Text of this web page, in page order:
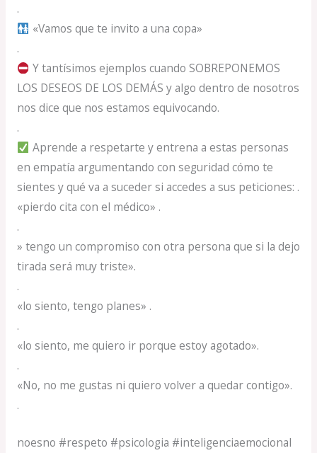
.
«Vamos que te invito a una copa»
.
Y tantísimos ejemplos cuando SOBREPONEMOS
LOS DESEOS DE LOS DEMÁS y algo dentro de nosotros
nos dice que nos estamos equivocando.
.
Aprende a respetarte y entrena a estas personas
en empatía argumentando con seguridad cómo te
sientes y qué va a suceder si accedes a sus peticiones: .
«pierdo cita con el médico» .
.
» tengo un compromiso con otra persona que si la dejo
tirada será muy triste».
.
«lo siento, tengo planes» .
.
«lo siento, me quiero ir porque estoy agotado».
.
«No, no me gustas ni quiero volver a quedar contigo».
.
noesno #respeto #psicologia #inteligenciaemocional